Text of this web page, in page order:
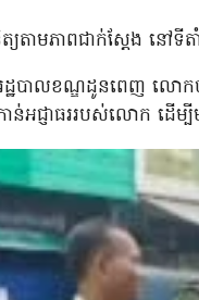
តាមភាពជាក់ស្តែង នៅ
រដ្ឋបាលខណ្ឌដូនពេញ ល
អជ្ញាធររបស់លោក ដើម្បី